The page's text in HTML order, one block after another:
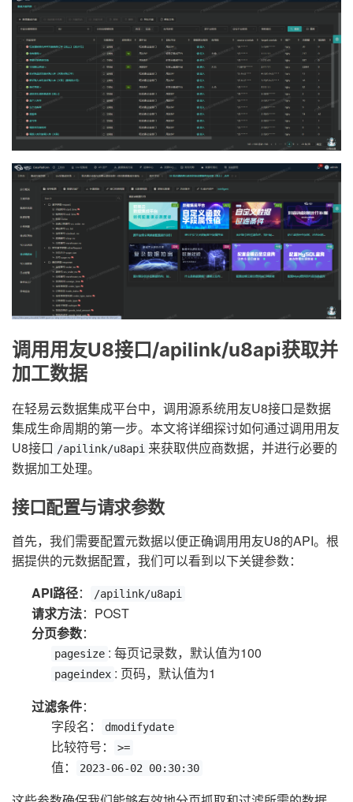
调用用友U8接口/apilink/u8api获取并
加工数据
在轻易云数据集成平台中，调用源系统用友U8接口是数据
集成生命周期的第一步。本文将详细探讨如何通过调用用友
U8接口 /apilink/u8api 来获取供应商数据，并进行必要的
数据加工处理。
接口配置与请求参数
首先，我们需要配置元数据以便正确调用用友U8的API。根
据提供的元数据配置，我们可以看到以下关键参数：
API路径： /apilink/u8api
请求方法：POST
分页参数：
pagesize : 每页记录数，默认值为100
pageindex : 页码，默认值为1
过滤条件：
字段名：
dmodifydate
比较符号： >=
值： 2023-06-02 00:30:30